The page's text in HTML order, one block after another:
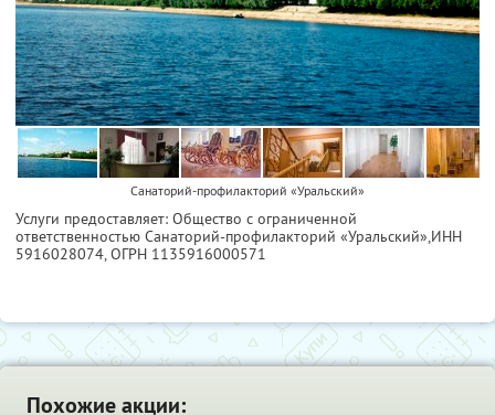
Санаторий-профилакторий «Уральский»
Услуги предоставляет: Общество с ограниченной
ответственностью Санаторий-профилакторий «Уральский»,ИНН
5916028074, ОГРН 1135916000571
Похожие акции: